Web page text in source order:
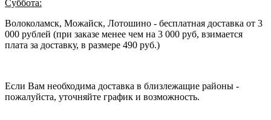
Суббота:
Волоколамск, Можайск, Лотошино - бесплатная доставка от 3
000 рублей (при заказе менее чем на 3 000 руб, взимается
плата за доставку, в размере 490 руб.)
Если Вам необходима доставка в близлежащие районы -
пожалуйста, уточняйте график и возможность.